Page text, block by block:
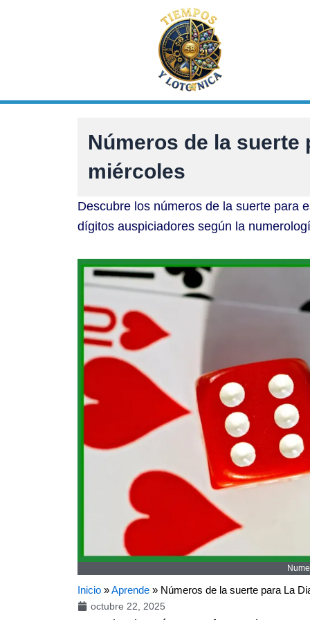
Números de la suerte
miércoles
Descubre los números de la suerte para
dígitos auspiciadores según la
Inicio »Aprende » Números de la suerte para La
octubre 22, 2025